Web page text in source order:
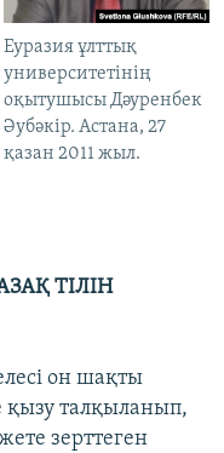
Еуразия ұлттық
университетінің
оқытушысы Дәуренбек
Әубәкір. Астана, 27
қазан 2011 жыл.
ТІЛІН
он шақты
қызу талқыланып,
зерттеген